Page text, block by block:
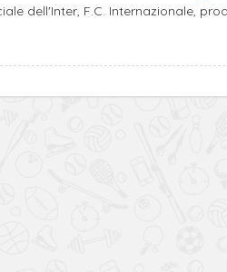
dell'Inter, F.C. Internazionale,